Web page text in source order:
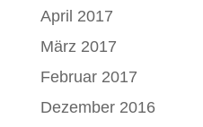
April 2017
März 2017
Februar 2017
Dezember 2016